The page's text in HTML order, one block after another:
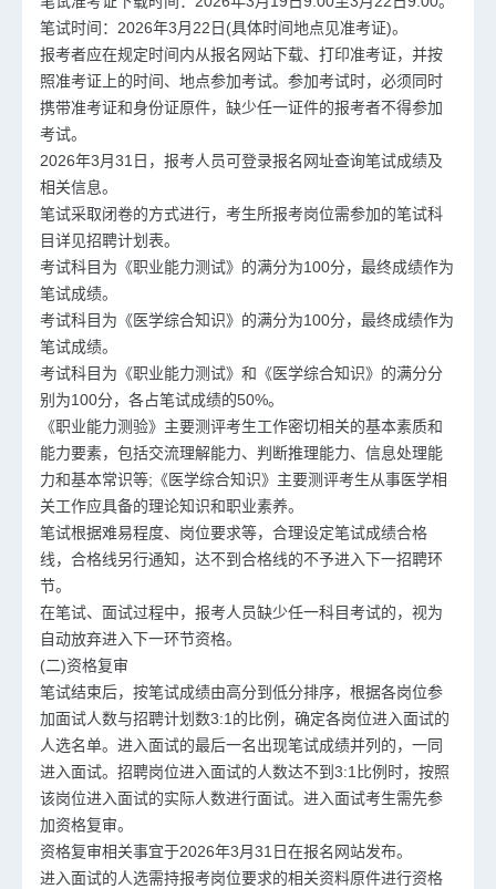
笔试时间：2026年3月22日(具体时间地点见准考证)。
报考者应在规定时间内从报名网站下载、打印准考证，并按
照准考证上的时间、地点参加考试。参加考试时，必须同时
携带准考证和身份证原件，缺少任一证件的报考者不得参加
考试。
2026年3月31日，报考人员可登录报名网址查询笔试成绩及
相关信息。
笔试采取闭卷的方式进行，考生所报考岗位需参加的笔试科
目详见招聘计划表。
考试科目为《职业能力测试》的满分为100分，最终成绩作为
笔试成绩。
考试科目为《医学综合知识》的满分为100分，最终成绩作为
笔试成绩。
考试科目为《职业能力测试》和《医学综合知识》的满分分
别为100分，各占笔试成绩的50%。
《职业能力测验》主要测评考生工作密切相关的基本素质和
能力要素，包括交流理解能力、判断推理能力、信息处理能
力和基本常识等;《医学综合知识》主要测评考生从事医学相
关工作应具备的理论知识和职业素养。
笔试根据难易程度、岗位要求等，合理设定笔试成绩合格
线，合格线另行通知，达不到合格线的不予进入下一招聘环
节。
在笔试、面试过程中，报考人员缺少任一科目考试的，视为
自动放弃进入下一环节资格。
(二)资格复审
笔试结束后，按笔试成绩由高分到低分排序，根据各岗位参
加面试人数与招聘计划数3:1的比例，确定各岗位进入面试的
人选名单。进入面试的最后一名出现笔试成绩并列的，一同
进入面试。招聘岗位进入面试的人数达不到3:1比例时，按照
该岗位进入面试的实际人数进行面试。进入面试考生需先参
加资格复审。
资格复审相关事宜于2026年3月31日在报名网站发布。
进入面试的人选需持报考岗位要求的相关资料原件进行资格